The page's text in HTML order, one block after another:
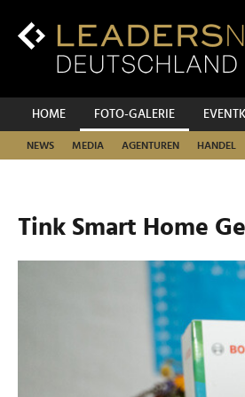
Inhalt
Hauptnavigation
HOME FOTO-GALERIE
NEWS MEDIA AGENTUREN HANDEL
Tink Smart Home